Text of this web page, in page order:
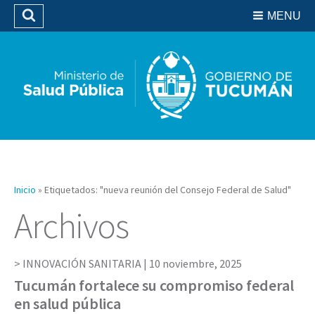
Biblioteca
MENU
Buscar
Inicio » Etiquetados: "nueva reunión del Consejo Federal de Salud"
Archivos
INNOVACIÓN SANITARIA | 10 noviembre, 2025
Tucumán fortalece su compromiso federal
en salud pública